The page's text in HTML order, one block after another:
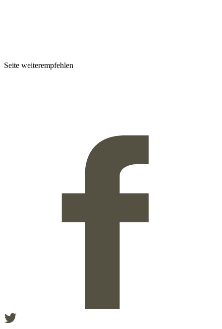
Seite weiterempfehlen